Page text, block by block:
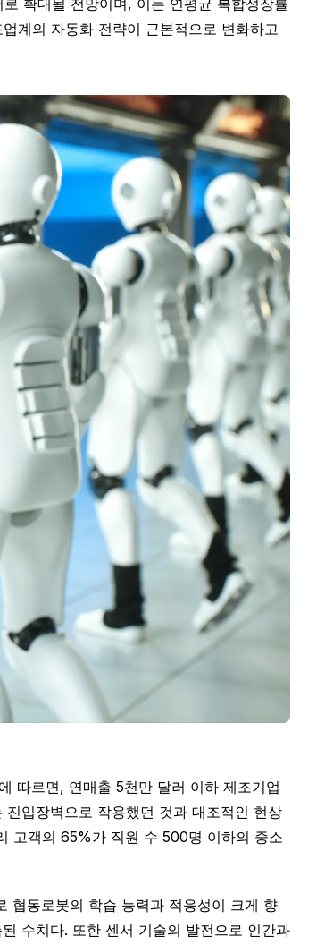
확대될 전망이며, 이는 연평균 복합성장률
계의 자동화 전략이 근본적으로 변화하고
따르면, 연매출 5천만 달러 이하 제조기업
입장벽으로 작용했던 것과 대조적인 현상
고객의 65%가 직원 수 500명 이하의 중소
협동로봇의 학습 능력과 적응성이 크게 향
수치다. 또한 센서 기술의 발전으로 인간과